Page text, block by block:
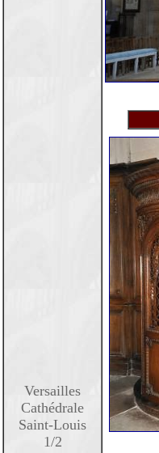
Versailles
Cathédrale
Saint-Louis
1/2